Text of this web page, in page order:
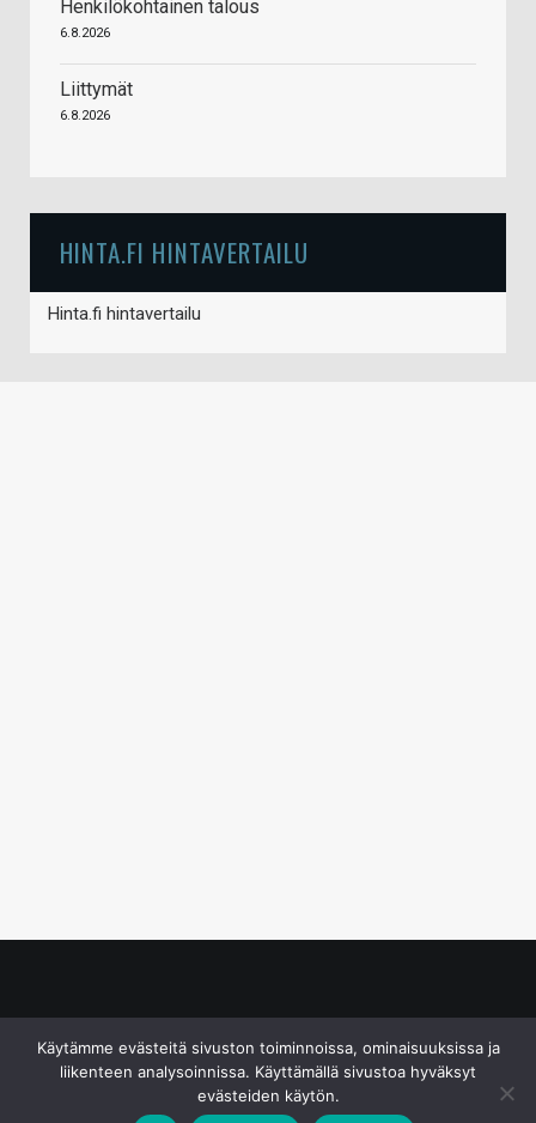
Henkilökohtainen talous
6.8.2026
Liittymät
6.8.2026
HINTA.FI HINTAVERTAILU
Hinta.fi hintavertailu
Käytämme evästeitä sivuston toiminnoissa, ominaisuuksissa ja
liikenteen analysoinnissa. Käyttämällä sivustoa hyväksyt
evästeiden käytön.